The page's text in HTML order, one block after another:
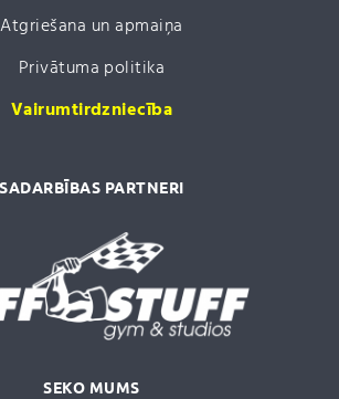
Atgriešana un apmaiņa
Privātuma politika
Vairumtirdzniecība
SADARBĪBAS PARTNERI
SEKO MUMS